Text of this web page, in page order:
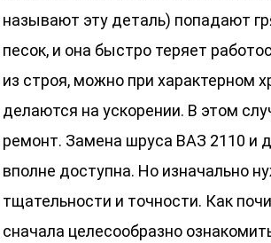
называют эту деталь) попадают
песок, и она быстро теряет
из строя, можно при характерном
делаются на ускорении. В этом
ремонт. Замена шруса ВАЗ 2110 и
вполне доступна. Но изначально
тщательности и точности. Как
сначала целесообразно